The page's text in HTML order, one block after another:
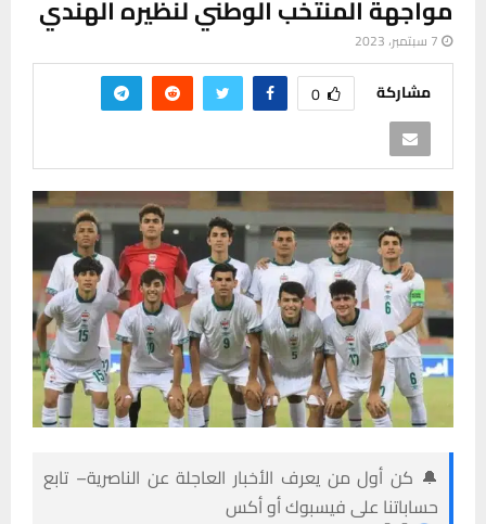
مواجهة المنتخب الوطني لنظيره الهندي
7 سبتمبر، 2023
مشاركة 0
🔔 كن أول من يعرف الأخبار العاجلة عن الناصرية– تابع
حساباتنا على فيسبوك أو أكس